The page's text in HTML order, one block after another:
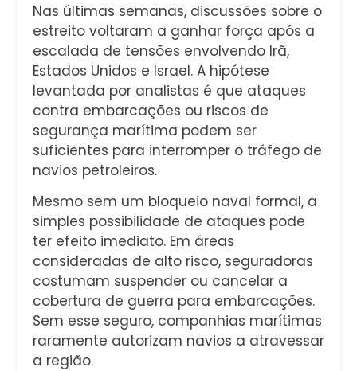
Nas últimas semanas, discussões sobre o
estreito voltaram a ganhar força após a
escalada de tensões envolvendo Irã,
Estados Unidos e Israel. A hipótese
levantada por analistas é que ataques
contra embarcações ou riscos de
segurança marítima podem ser
suficientes para interromper o tráfego de
navios petroleiros.
Mesmo sem um bloqueio naval formal, a
simples possibilidade de ataques pode
ter efeito imediato. Em áreas
consideradas de alto risco, seguradoras
costumam suspender ou cancelar a
cobertura de guerra para embarcações.
Sem esse seguro, companhias marítimas
raramente autorizam navios a atravessar
a região.